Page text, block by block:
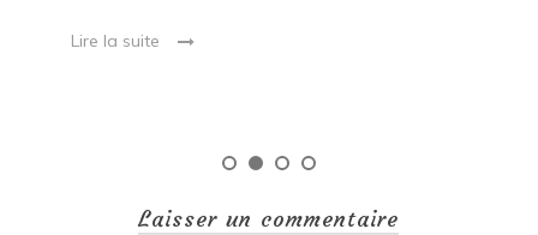
Laisser un commentaire